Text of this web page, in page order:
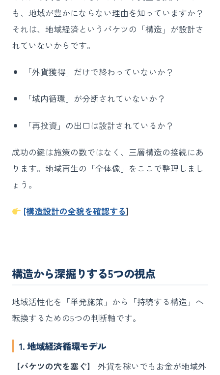
も、地域が豊かにならない理由を知っていますか？
それは、地域経済というバケツの「構造」が設計さ
れていないからです。
「外貨獲得」だけで終わっていないか？
「域内循環」が分断されていないか？
「再投資」の出口は設計されているか？
成功の鍵は施策の数ではなく、三層構造の接続にあ
ります。地域再生の「全体像」をここで整理しまし
ょう。
[構造設計の全貌を確認する]
構造から深掘りする5つの視点
地域活性化を「単発施策」から「持続する構造」へ
転換するための5つの判断軸です。
1. 地域経済循環モデル
【バケツの穴を塞ぐ】
外貨を稼いでもお金が地域外